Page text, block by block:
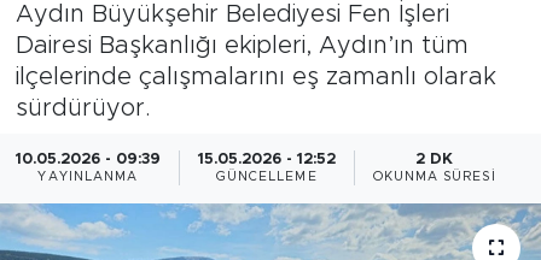
Aydın Büyükşehir Belediyesi Fen İşleri
Dairesi Başkanlığı ekipleri, Aydın’ın tüm
ilçelerinde çalışmalarını eş zamanlı olarak
sürdürüyor.
10.05.2026 - 09:39
YAYINLANMA
15.05.2026 - 12:52
GÜNCELLEME
2 DK
OKUNMA SÜRESI